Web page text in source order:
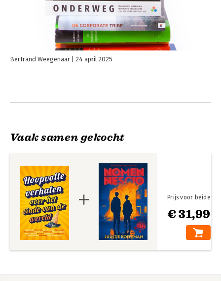
Bertrand Weegenaar 24 april 2025
Vaak samen gekocht
€ 31,99
Prijs voor beide